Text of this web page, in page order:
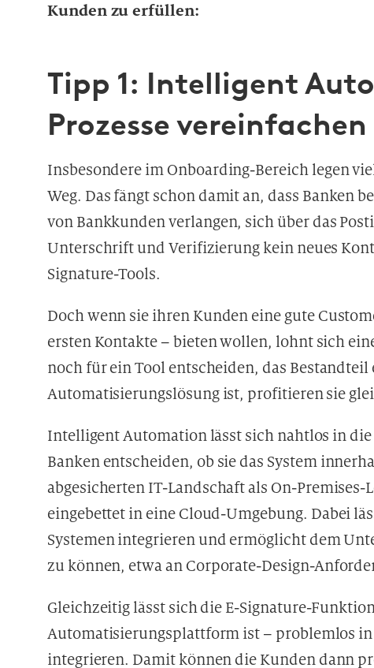
Kunden zu erfüllen:
Tipp 1: Intelligent
Prozesse vereinfachen
Insbesondere im Onboarding-Bereich legen
Weg. Das fängt schon damit an, dass Banken
von Bankkunden verlangen, sich über das
Unterschrift und Verifizierung kein neues
Signature-Tools.
Doch wenn sie ihren Kunden eine gute
ersten Kontakte – bieten wollen, lohnt sich
noch für ein Tool entscheiden, das
Automatisierungslösung ist, profitieren sie
Intelligent Automation lässt sich nahtlos in
Banken entscheiden, ob sie das System
abgesicherten IT-Landschaft als On-
eingebettet in eine Cloud-Umgebung. Dabei
Systemen integrieren und ermöglicht dem
zu können, etwa an Corporate-Design-
Gleichzeitig lässt sich die E-Signature-
Automatisierungsplattform ist – problemlos in
integrieren. Damit können die Kunden dann